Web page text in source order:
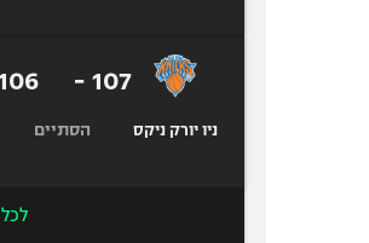
ניו יורק ניקס
107
-
הסתיים